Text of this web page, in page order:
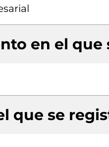
en el que
que se